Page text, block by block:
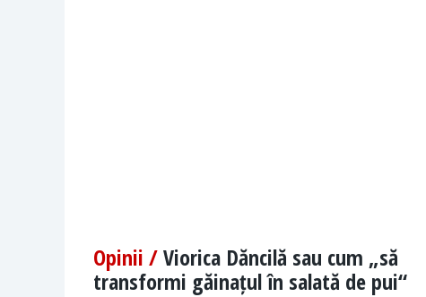
Opinii /Viorica Dăncilă sau cum „să
transformi găinațul în salată de pui“